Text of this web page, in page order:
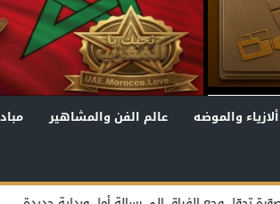
والموضه عالم الفن والمشاهير